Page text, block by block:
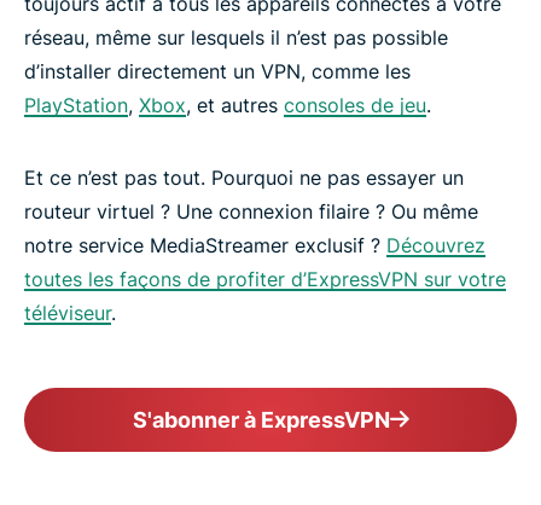
réseau, même sur lesquels il n’est pas possible
d’installer directement un VPN, comme les
PlayStation, Xbox, et autres consoles de jeu.
Et ce n’est pas tout. Pourquoi ne pas essayer un
routeur virtuel ? Une connexion filaire ? Ou même
notre service MediaStreamer exclusif ? Découvrez
toutes les façons de profiter d’ExpressVPN sur votre
téléviseur.
S'abonner à ExpressVPN